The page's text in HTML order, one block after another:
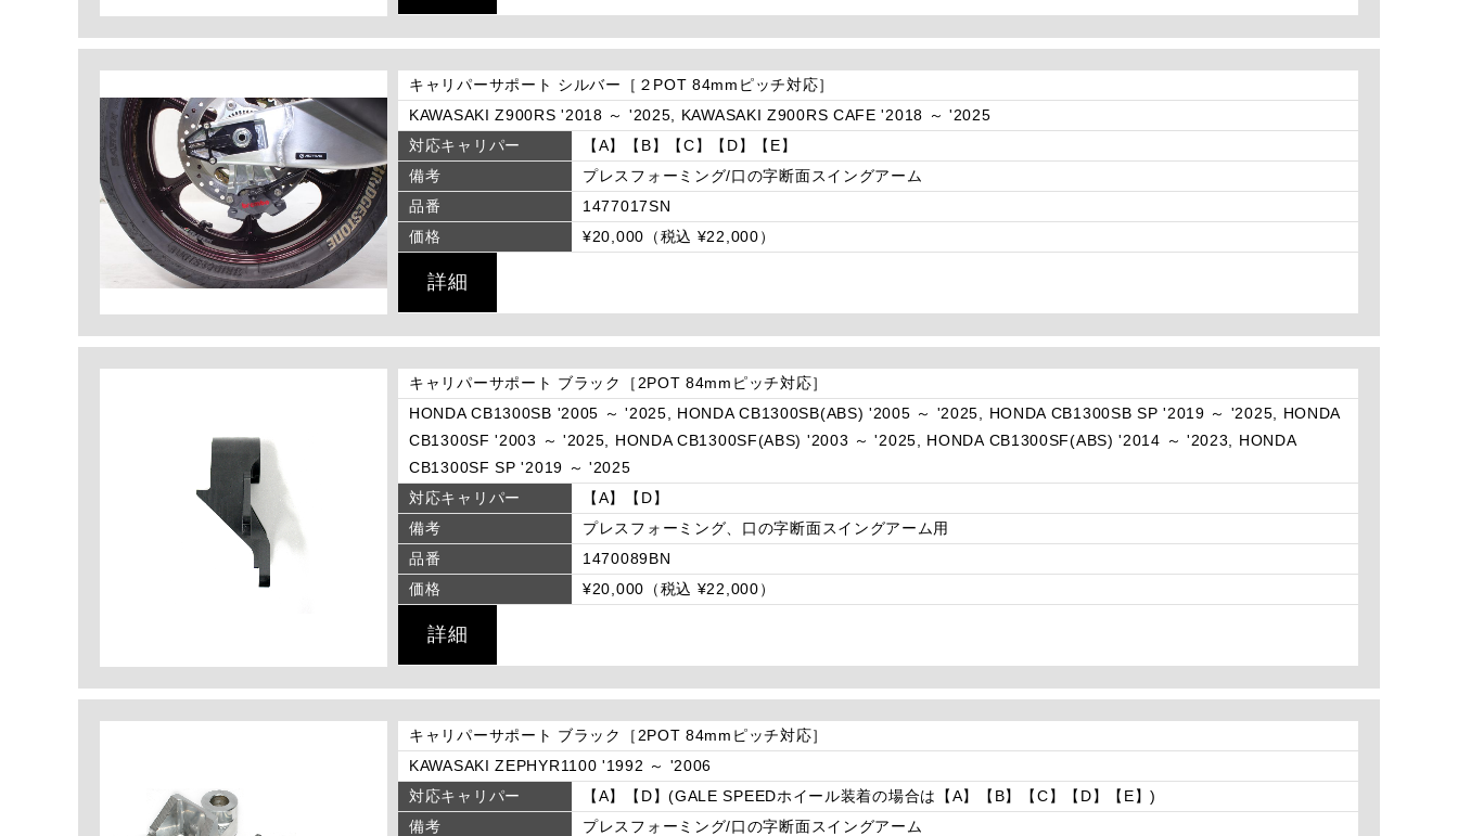
キャリパーサポート シルバー［２POT 84mmピッチ対応］
KAWASAKI Z900RS '2018 ～ '2025, KAWASAKI Z900RS CAFE '2018 ～ '2025
対応キャリパー
【A】【B】【C】【D】【E】
備考
プレスフォーミング/口の字断面スイングアーム
品番
1477017SN
価格
¥20,000（税込 ¥22,000）
詳細
キャリパーサポート ブラック［2POT 84mmピッチ対応］
HONDA CB1300SB '2005 ～ '2025, HONDA CB1300SB(ABS) '2005 ～ '2025, HONDA CB1300SB SP '2019 ～ '2025, HONDA
CB1300SF '2003 ～ '2025, HONDA CB1300SF(ABS) '2003 ～ '2025, HONDA CB1300SF(ABS) '2014 ～ '2023, HONDA
CB1300SF SP '2019 ～ '2025
対応キャリパー
【A】【D】
備考
プレスフォーミング、口の字断面スイングアーム用
品番
1470089BN
価格
¥20,000（税込 ¥22,000）
詳細
キャリパーサポート ブラック［2POT 84mmピッチ対応］
KAWASAKI ZEPHYR1100 '1992 ～ '2006
対応キャリパー
【A】【D】(GALE SPEEDホイール装着の場合は【A】【B】【C】【D】【E】)
備考
プレスフォーミング/口の字断面スイングアーム